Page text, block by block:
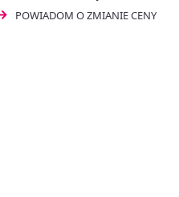
POWIADOM O ZMIANIE CENY